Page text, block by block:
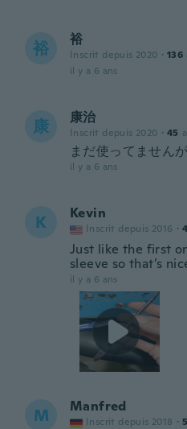
裕 裕
Inscrit depuis 2020 · 136
il y a 6 ans
康 康治
Inscrit depuis 2020 · 45
まだ使ってません
il y a 6 ans
K Kevin
Inscrit depuis 2016 ·
Just like the first
sleeve so that’s
il y a 6 ans
M Manfred
Inscrit depuis 2018 ·